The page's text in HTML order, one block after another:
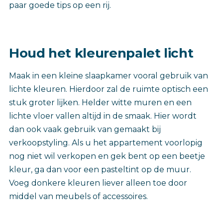
paar goede tips op een rij.
Houd het kleurenpalet licht
Maak in een kleine slaapkamer vooral gebruik van
lichte kleuren. Hierdoor zal de ruimte optisch een
stuk groter lijken. Helder witte muren en een
lichte vloer vallen altijd in de smaak. Hier wordt
dan ook vaak gebruik van gemaakt bij
verkoopstyling. Als u het appartement voorlopig
nog niet wil verkopen en gek bent op een beetje
kleur, ga dan voor een pasteltint op de muur.
Voeg donkere kleuren liever alleen toe door
middel van meubels of accessoires.